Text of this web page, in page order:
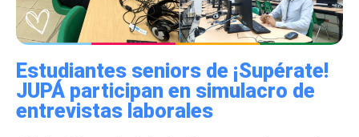
Estudiantes seniors de ¡Supérate!
JUPÁ participan en simulacro de
entrevistas laborales